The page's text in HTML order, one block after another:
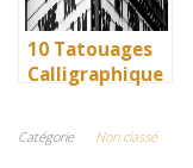
10 Tatouages
Calligraphique
Uniques pour
Catégorie Non classé